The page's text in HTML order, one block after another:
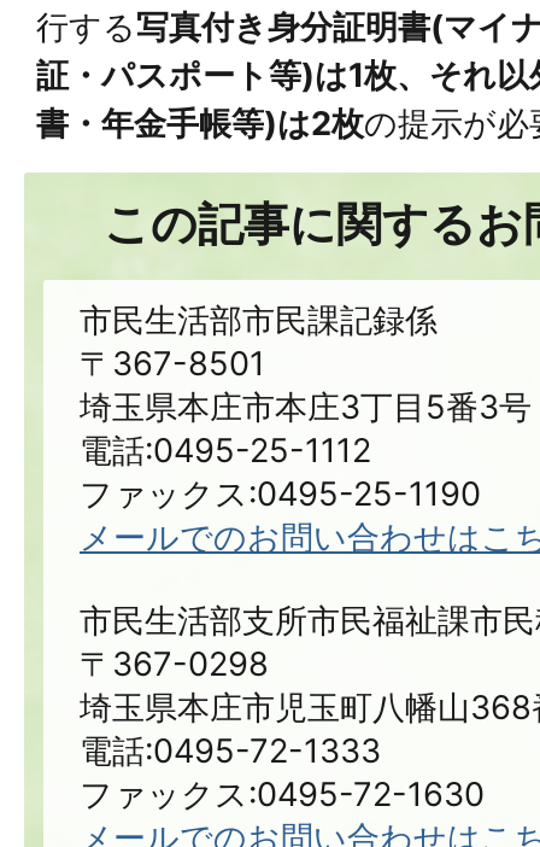
行する写真付き身分証明書(マイ
証・パスポート等)は1枚、それ
書・年金手帳等)は2枚の提示が必
この記事に関する
市民生活部市民課記録係
〒367-8501
埼玉県本庄市本庄3丁目5番3号
電話:0495-25-1112
ファックス:0495-25-1190
メールでのお問い合わせはこ
市民生活部支所市民福祉課市
〒367-0298
埼玉県本庄市児玉町八幡山368
電話:0495-72-1333
ファックス:0495-72-1630
メールでのお問い合わせはこ